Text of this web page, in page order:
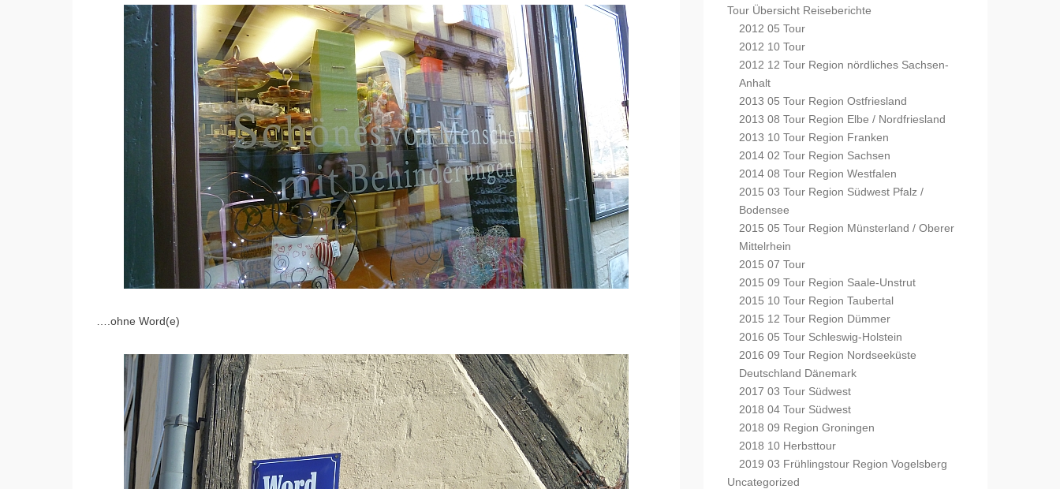
….ohne Word(e)
Tour Übersicht Reiseberichte
2012 05 Tour
2012 10 Tour
2012 12 Tour Region nördliches Sachsen-
Anhalt
2013 05 Tour Region Ostfriesland
2013 08 Tour Region Elbe / Nordfriesland
2013 10 Tour Region Franken
2014 02 Tour Region Sachsen
2014 08 Tour Region Westfalen
2015 03 Tour Region Südwest Pfalz /
Bodensee
2015 05 Tour Region Münsterland / Oberer
Mittelrhein
2015 07 Tour
2015 09 Tour Region Saale-Unstrut
2015 10 Tour Region Taubertal
2015 12 Tour Region Dümmer
2016 05 Tour Schleswig-Holstein
2016 09 Tour Region Nordseeküste
Deutschland Dänemark
2017 03 Tour Südwest
2018 04 Tour Südwest
2018 09 Region Groningen
2018 10 Herbsttour
2019 03 Frühlingstour Region Vogelsberg
Uncategorized